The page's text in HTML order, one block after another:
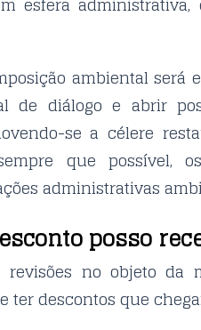
ambiental será
de diálogo e abrir
se a célere
que possível,
administrativas
posso
revisões no objeto
ter descontos que